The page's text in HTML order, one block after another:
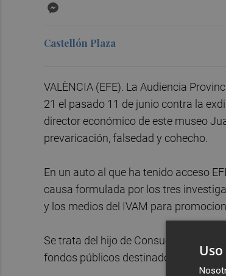
Castellón Plaza
VALÈNCIA (EFE). La Audiencia
21 el pasado 11 de junio contra la
director económico de este museo
prevaricación, falsedad y cohecho.
En un auto al que ha tenido acceso
causa formulada por los tres
y los medios del IVAM para
Se trata del hijo de Consuelo Císcar y
fondos públicos destinados al tercer